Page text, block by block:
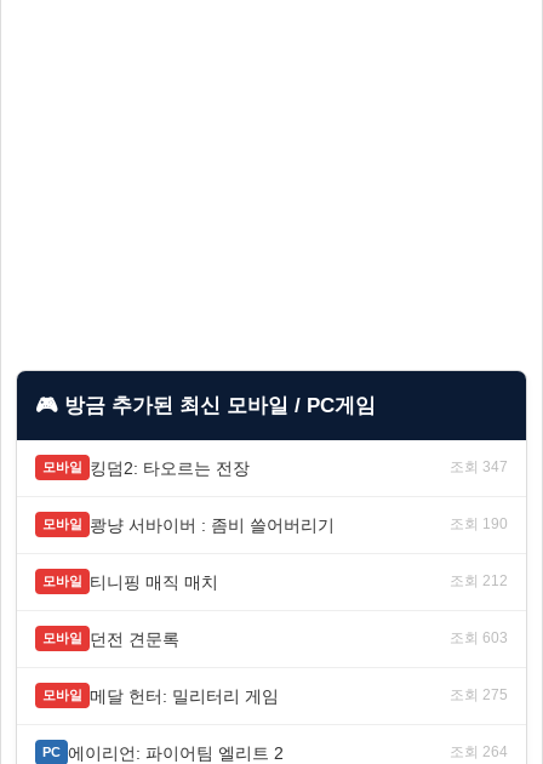
🎮 방금 추가된 최신 모바일 / PC게임
모바일 킹덤2: 타오르는 전장 조회 347
모바일 쾅냥 서바이버 : 좀비 쓸어버리기 조회 190
모바일 티니핑 매직 매치 조회 212
모바일 던전 견문록 조회 603
모바일 메달 헌터: 밀리터리 게임 조회 275
PC 에이리언: 파이어팀 엘리트 2 조회 264